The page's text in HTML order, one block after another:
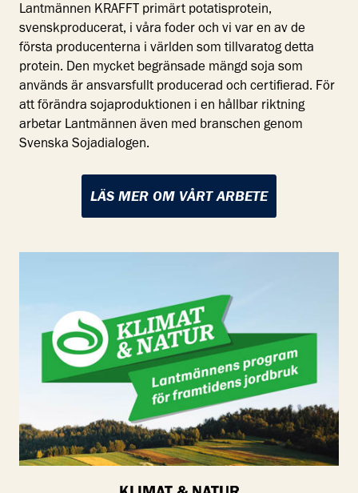
Lantmännen KRAFFT primärt potatisprotein,
svenskproducerat, i våra foder och vi var en av de
första producenterna i världen som tillvaratog detta
protein. Den mycket begränsade mängd soja som
används är ansvarsfullt producerad och certifierad. För
att förändra sojaproduktionen i en hållbar riktning
arbetar Lantmännen även med branschen genom
Svenska Sojadialogen.
LÄS MER OM VÅRT ARBETE